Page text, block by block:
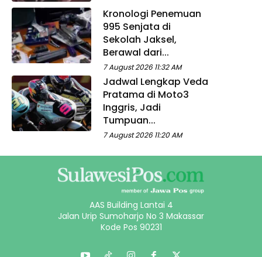
Kronologi Penemuan
995 Senjata di
Sekolah Jaksel,
Berawal dari...
7 August 2026 11:32 AM
Jadwal Lengkap Veda
Pratama di Moto3
Inggris, Jadi
Tumpuan...
7 August 2026 11:20 AM
AAS Building Lantai 4
Jalan Urip Sumoharjo No 3 Makassar
Kode Pos 90231